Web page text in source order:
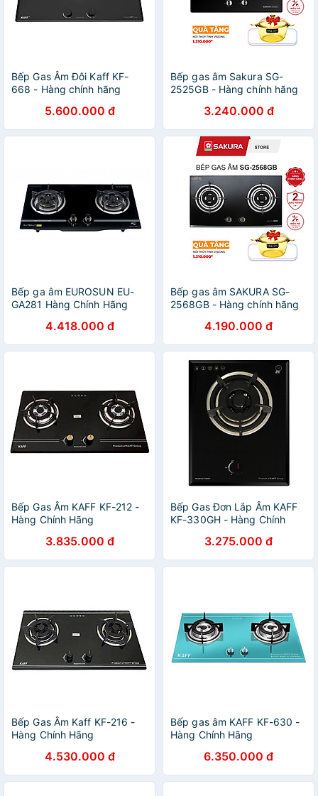
Bếp Gas Âm Đôi Kaff KF-
668 - Hàng chính hãng
5.600.000 đ
Bếp gas âm Sakura SG-
2525GB - Hàng chính hãng
3.240.000 đ
Bếp ga âm EUROSUN EU-
GA281 Hàng Chính Hãng
4.418.000 đ
Bếp gas âm SAKURA SG-
2568GB - Hàng chính hãng
4.190.000 đ
Bếp Gas Âm KAFF KF-212 -
Hàng Chính Hãng
3.835.000 đ
Bếp Gas Đơn Lắp Âm KAFF
KF-330GH - Hàng Chính
3.275.000 đ
Bếp Gas Âm Kaff KF-216 -
Hàng Chính Hãng
4.530.000 đ
Bếp gas âm KAFF KF-630 -
Hàng Chính Hãng
6.350.000 đ